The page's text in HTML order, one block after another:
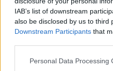
IAB’s list of downstream
also be disclosed by us to third
Downstream Participants that
Personal Data Processing
Mire megérkeznek
Pass keretében is
LEGFRISSEBB VIDEÓNK